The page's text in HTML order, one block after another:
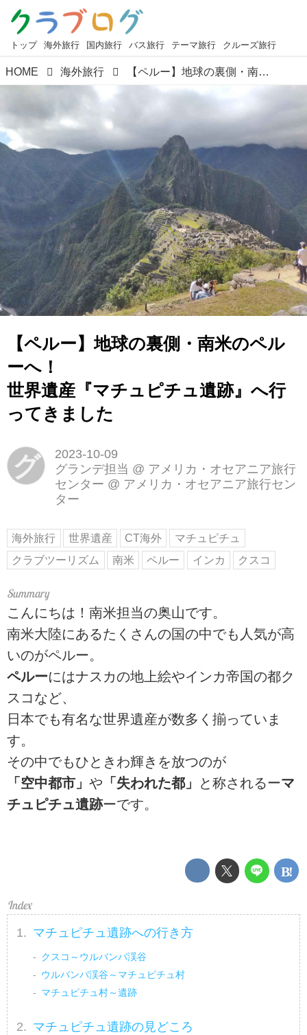
トップ 海外旅行 国内旅行 バス旅行 テーマ旅行 クルーズ旅行
HOME 海外旅行 【ペルー】地球の裏側・南米のペルーへ！ 世界遺産『マチュピチュ遺跡』へ行ってきました
【ペルー】地球の裏側・南米のペル
ーへ！
世界遺産『マチュピチュ遺跡』へ行
ってきました
グ
2023-10-09
グランデ担当 @ アメリカ・オセアニア旅行
センター @ アメリカ・オセアニア旅行セン
ター
海外旅行 世界遺産 CT海外
マチュピチュ
クラブツーリズム
南米 ペルー インカ クスコ
こんにちは！南米担当の奥山です。
南米大陸にあるたくさんの国の中でも人気が高
いのがペルー。
ペルーにはナスカの地上絵やインカ帝国の都ク
スコなど、
日本でも有名な世界遺産が数多く揃っていま
す。
その中でもひときわ輝きを放つのが
「空中都市」 や 「失われた都」 と称されるーマ
チュピチュ遺跡ーです。
マチュピチュ遺跡への行き方
クスコ～ウルバンバ渓谷
ウルバンバ渓谷～マチュピチュ村
マチュピチュ村～遺跡
マチュピチュ遺跡の見どころ